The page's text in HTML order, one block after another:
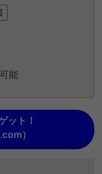
能
ット！
）